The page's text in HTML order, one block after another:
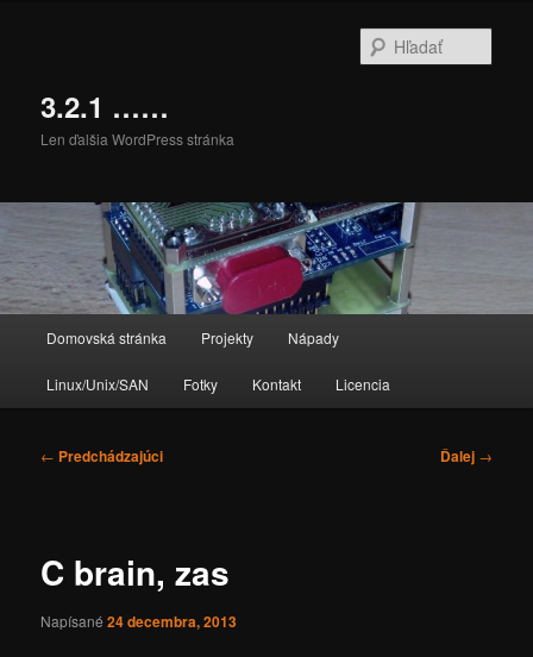
3.2.1 ……
Len ďalšia WordPress stránka
Domovská stránka Projekty Nápady
Linux/Unix/SAN Fotky Kontakt Licencia
Navigácia
← Predchádzajúci Ďalej →
C brain, zas
Napísané24 decembra, 2013